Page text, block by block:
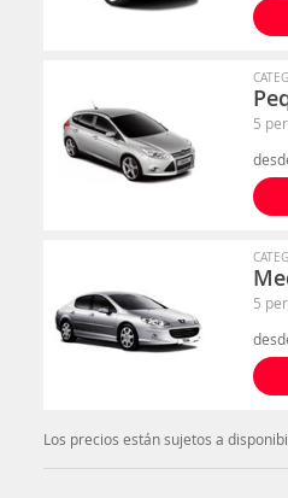
5
5
Los precios están sujetos a